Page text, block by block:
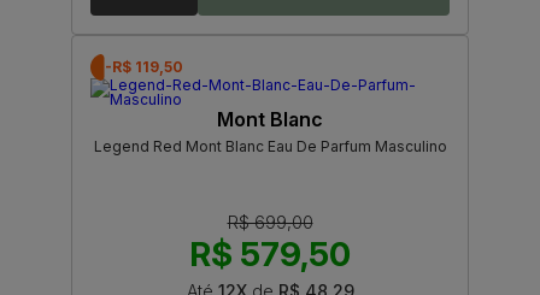
-R$ 119,50
Mont Blanc
Legend Red Mont Blanc Eau De Parfum Masculino
R$ 699,00
R$ 579,50